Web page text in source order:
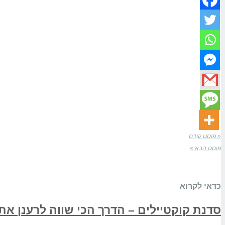
« פוסט קודם
פוסט הבא »
כדאי לקרוא
סדנת קוקטיילים – הדרך הכי שווה לרענן